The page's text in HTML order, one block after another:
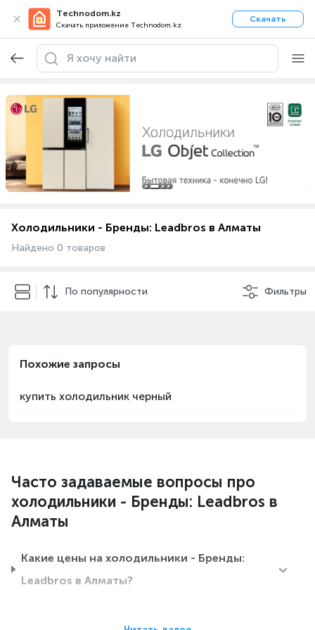
Technodom.kz
Скачать приложение Technodom.kz
Скачать
Холодильники - Бренды: Leadbros в Алматы
Найдено 0 товаров
По популярности Фильтры
Похожие запросы
купить холодильник черный
Часто задаваемые вопросы про
холодильники - Бренды: Leadbros в
Алматы
Какие цены на холодильники - Бренды:
Leadbros в Алматы?